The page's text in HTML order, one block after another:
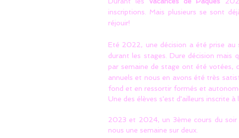
inscriptions. Mais plusieurs se sont
réjouir!
Eté 2022, une décision a été prise au
durant les stages. Dure décision mais
par semaine de stage ont été votées,
annuels et nous en avons été très
fond et en ressortir formés et
Une des élèves s'est d'ailleurs inscrite à
2023 et 2024, un 3ème cours du
nous une semaine sur deux.